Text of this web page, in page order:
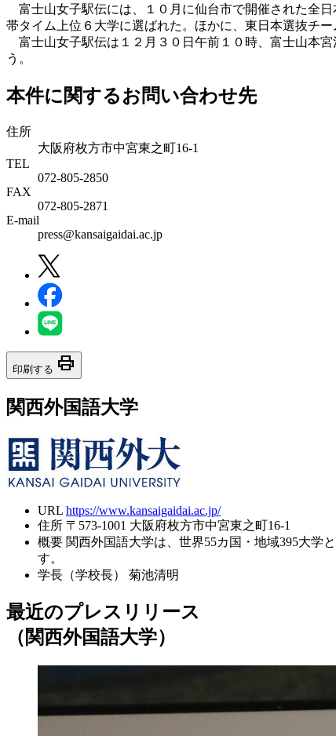
富士山女子駅伝には、１０月に仙台市で開催された全
帯タイム上位６大学に選ばれた。ほかに、東日本選抜チ
富士山女子駅伝は１２月３０日午前１０時、富士山本
う。
本件に関するお問い合わせ先
住所
大阪府枚方市中宮東之町16-1
TEL
072-805-2850
FAX
072-805-2871
E-mail
press@kansaigaidai.ac.jp
印刷する print
関西外国語大学
URL https://www.kansaigaidai.ac.jp/
住所 〒573-1001 大阪府枚方市中宮東之町16-1
概要 関西外国語大学は、世界55カ国・地域395大学
す。
学長（学校長）
菊池清明
最近のプレスリリース
（関西外国語大学）